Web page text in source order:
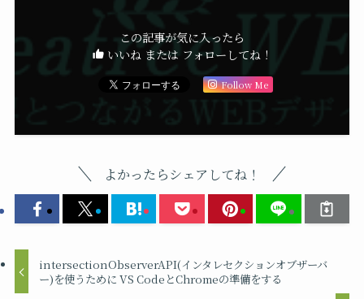
この記事が気に入ったら
いいね または フォローしてね！
Follow Me
よかったらシェアしてね！
intersectionObserverAPI(インタレセクションオブザーバ
ー)を使うために VS CodeとChromeの準備をする